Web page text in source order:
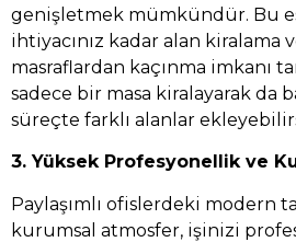
genişletmek mümkündür. Bu
ihtiyacınız kadar alan kiralama
masraflardan kaçınma imkanı
sadece bir masa kiralayarak da
süreçte farklı alanlar
3. Yüksek Profesyonellik ve
Paylaşımlı ofislerdeki modern
kurumsal atmosfer, işinizi